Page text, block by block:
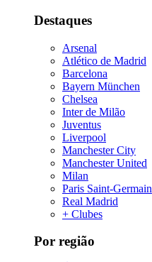
Destaques
Arsenal
Atlético de Madrid
Barcelona
Bayern München
Chelsea
Inter de Milão
Juventus
Liverpool
Manchester City
Manchester United
Milan
Paris Saint-Germain
Real Madrid
+ Clubes
Por região